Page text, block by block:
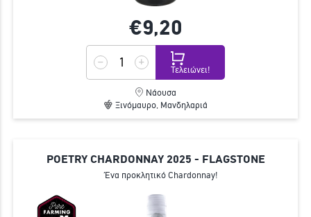
€9,20
Τελειώνει!
Νάουσα
Ξινόμαυρο, Μανδηλαριά
POETRY CHARDONNAY 2025 - FLAGSTONE
Ένα προκλητικό Chardonnay!